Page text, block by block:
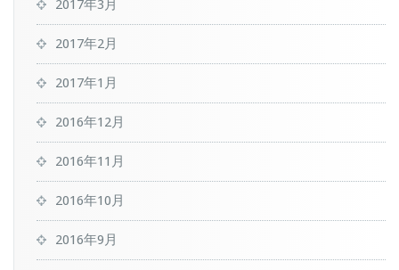
2017年3月
2017年2月
2017年1月
2016年12月
2016年11月
2016年10月
2016年9月